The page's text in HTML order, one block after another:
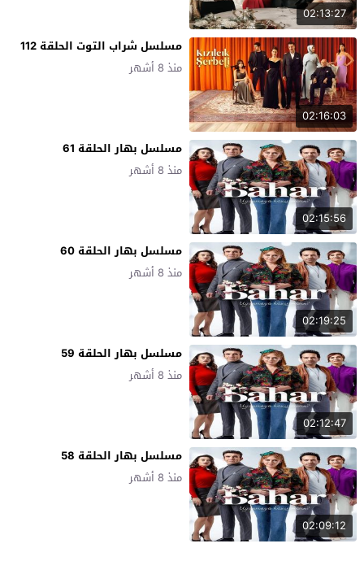
02:13:27
02:16:03
مسلسل شراب التوت الحلقة 112
منذ 8 أشهر
02:15:56
مسلسل بهار الحلقة 61
منذ 8 أشهر
02:19:25
مسلسل بهار الحلقة 60
منذ 8 أشهر
02:12:47
مسلسل بهار الحلقة 59
منذ 8 أشهر
02:09:12
مسلسل بهار الحلقة 58
منذ 8 أشهر